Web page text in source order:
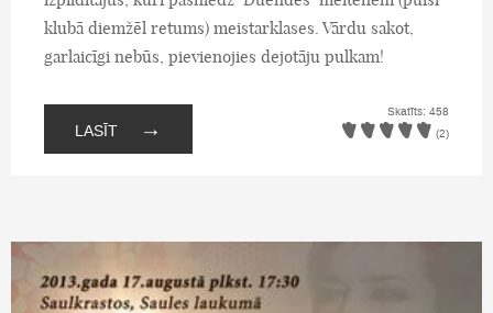
klubā diemžēl retums) meistarklases. Vārdu sakot,
garlaicīgi nebūs, pievienojies dejotāju pulkam!
LASĪT →
Skatīts: 458
(2)